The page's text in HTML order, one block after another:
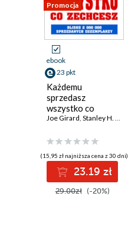
Promocja
ebook
23 pkt
Każdemu
sprzedasz
wszystko co
zechcesz
Joe Girard, Stanley H. Brown
(15,95 zł najniższa cena z 30 dni)
23.19 zł
29.00zł (-20%)